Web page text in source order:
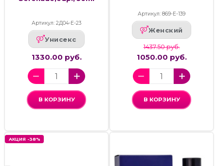
Артикул: 2Д04-Е-23
Унисекс
1330.00 руб.
В КОРЗИНУ
Артикул: 869-Е-139
Женский
1437.50 руб.
1050.00 руб.
В КОРЗИНУ
АКЦИЯ -38%